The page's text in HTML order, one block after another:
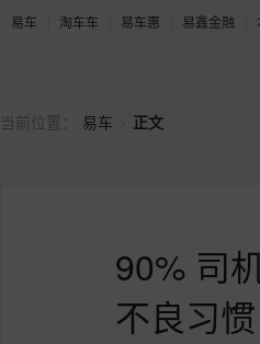
易车 淘车车 易车惠 易鑫金融
当前位置： 易车 正文
90% 司
不良习